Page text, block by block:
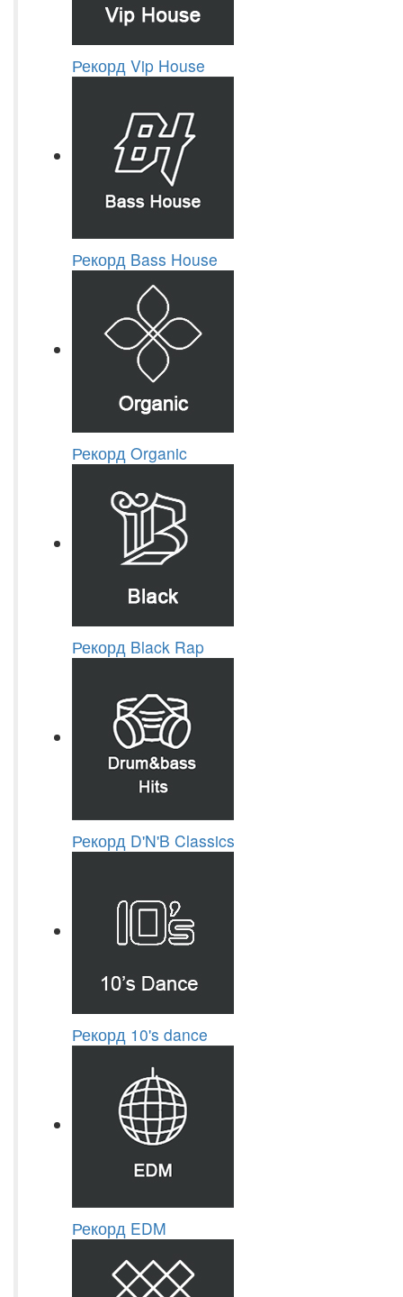
Рекорд Vip House
Рекорд Bass House
Рекорд Organic
Рекорд Black Rap
Рекорд D'N'B Classics
Рекорд 10's dance
Рекорд EDM